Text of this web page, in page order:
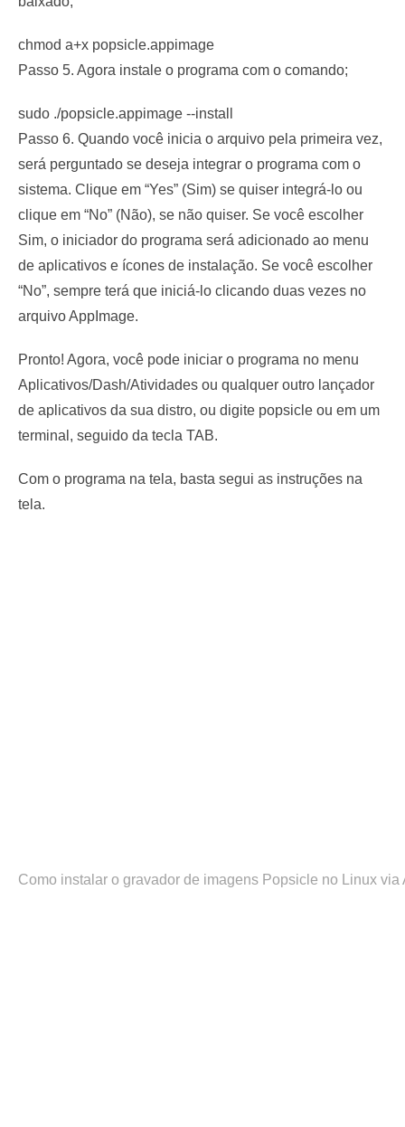
chmod a+x popsicle.appimage
Passo 5. Agora instale o programa com o comando;
sudo ./popsicle.appimage --install
Passo 6. Quando você inicia o arquivo pela primeira vez,
será perguntado se deseja integrar o programa com o
sistema. Clique em “Yes” (Sim) se quiser integrá-lo ou
clique em “No” (Não), se não quiser. Se você escolher
Sim, o iniciador do programa será adicionado ao menu
de aplicativos e ícones de instalação. Se você escolher
“No”, sempre terá que iniciá-lo clicando duas vezes no
arquivo AppImage.
Pronto! Agora, você pode iniciar o programa no menu
Aplicativos/Dash/Atividades ou qualquer outro lançador
de aplicativos da sua distro, ou digite popsicle ou em um
terminal, seguido da tecla TAB.
Com o programa na tela, basta segui as instruções na
tela.
Como instalar o gravador de imagens Popsicle no Linux via